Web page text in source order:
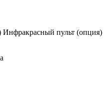
Инфракрасный пульт (опция)